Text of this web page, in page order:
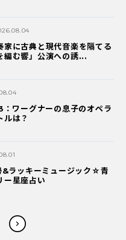
家に古典と現代音楽を隔てる
編む響」公演への誘...
ワーグナーの息子のオペラ
ルは？
ラッキーミュージック☆青
ー星座占い